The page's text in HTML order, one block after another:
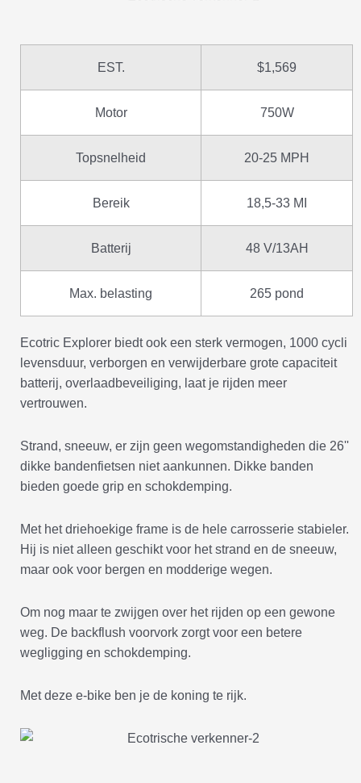
EST. $1,569
Motor 750W
Topsnelheid 20-25 MPH
Bereik 18,5-33 MI
Batterij 48 V/13AH
Max. belasting 265 pond
Ecotric Explorer biedt ook een sterk vermogen, 1000 cycli
levensduur, verborgen en verwijderbare grote capaciteit
batterij, overlaadbeveiliging, laat je rijden meer
vertrouwen.
Strand, sneeuw, er zijn geen wegomstandigheden die 26''
dikke bandenfietsen niet aankunnen. Dikke banden
bieden goede grip en schokdemping.
Met het driehoekige frame is de hele carrosserie stabieler.
Hij is niet alleen geschikt voor het strand en de sneeuw,
maar ook voor bergen en modderige wegen.
Om nog maar te zwijgen over het rijden op een gewone
weg. De backflush voorvork zorgt voor een betere
wegligging en schokdemping.
Met deze e-bike ben je de koning te rijk.